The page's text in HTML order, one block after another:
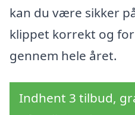
kan du være sikker
klippet korrekt og
gennem hele året.
Indhent 3 tilbud,